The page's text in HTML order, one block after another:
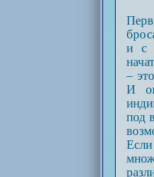
и с
–
И
под